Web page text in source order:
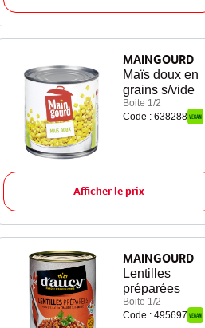
MAINGOURD
Maïs doux en
grains s/vide
Boite 1/2
Code : 638288
Afficher le prix
MAINGOURD
Lentilles
préparées
Boite 1/2
Code : 495697